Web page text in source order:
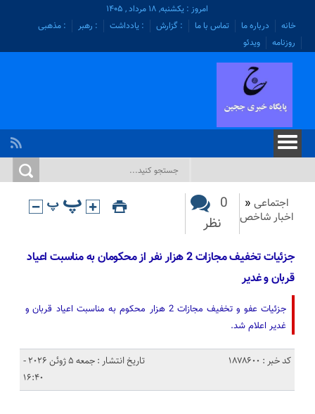
امروز : یکشنبه, ۱۸ مرداد , ۱۴۰۵
خانه
درباره ما تماس با ما : گزارش : یادداشت : رهبر
: مذهبی
روزنامه
ویدئو
اجتماعی «
اخبار شاخص
0
نظر
جزئیات تخفیف مجازات 2 هزار نفر از محکومان به مناسبت اعیاد
قربان و غدیر
جزئیات عفو و تخفیف مجازات 2 هزار محکوم به مناسبت اعیاد قربان و
غدیر اعلام شد.
کد خبر : 1878600
تاریخ انتشار : جمعه 5 ژوئن 2026 -
16:40